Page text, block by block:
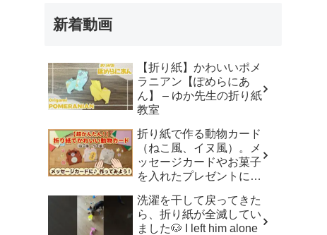
新着動画
【折り紙】かわいいポメ
ラニアン【ぽめらにあ
ん】 – ゆか先生の折り紙
教室
折り紙で作る動物カード
（ねこ風、イヌ風）。メ
ッセージカードやお菓子
を入れたプレゼントに。
洗濯を干して戻ってきた
ら、折り紙が全滅してい
ました🐶 I left him alone